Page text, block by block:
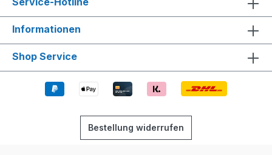
Informationen
Shop Service
Bestellung widerrufen